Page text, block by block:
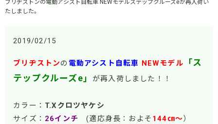
ブリヂストンの電動アシスト自転車 NEWモデルステップクルーズeが再入荷い
たしました。
2019/02/15
ブリヂストンの 電動アシスト自転車 NEWモデル
「ス
テップクルーズe」
が再入荷しました！！
カラー： T.Xクロツヤケシ
サイズ： 26インチ (適応身長：およそ 144㎝～）